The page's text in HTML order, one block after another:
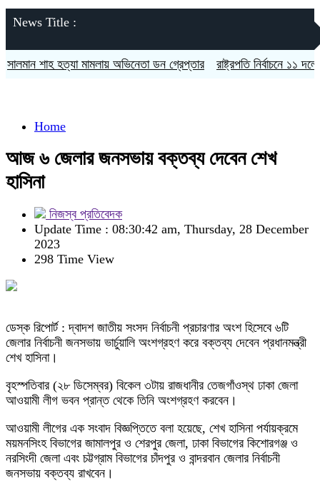
News Title :
শাহ হত্যা মামলায় অভিনেতা ডন গ্রেপ্তার রাষ্ট্রপতি নির্বাচনে ১১ দলের
Home
আজ ৬ জেলার জনসভায় বক্তব্য দেবেন শেখ
হাসিনা
নিজস্ব প্রতিবেদক
Update Time : 08:30:42 am, Thursday, 28 December
2023
298 Time View
ডেস্ক রিপোর্ট : দ্বাদশ জাতীয় সংসদ নির্বাচনী প্রচারণার অংশ হিসেবে ৬টি
জেলার নির্বাচনী জনসভায় ভার্চুয়ালি অংশগ্রহণ করে বক্তব্য দেবেন প্রধানমন্ত্রী
শেখ হাসিনা।
বৃহস্পতিবার (২৮ ডিসেম্বর) বিকেল ৩টায় রাজধানীর তেজগাঁওস্থ ঢাকা জেলা
আওয়ামী লীগ ভবন প্রান্ত থেকে তিনি অংশগ্রহণ করবেন।
আওয়ামী লীগের এক সংবাদ বিজ্ঞপ্তিতে বলা হয়েছে, শেখ হাসিনা পর্যায়ক্রমে
ময়মনসিংহ বিভাগের জামালপুর ও শেরপুর জেলা, ঢাকা বিভাগের কিশোরগঞ্জ ও
নরসিংদী জেলা এবং চট্টগ্রাম বিভাগের চাঁদপুর ও বান্দরবান জেলার নির্বাচনী
জনসভায় বক্তব্য রাখবেন।